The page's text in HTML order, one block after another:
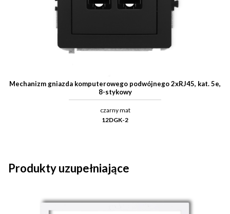
Mechanizm gniazda komputerowego podwójnego 2xRJ45, kat. 5e,
8-stykowy
czarny mat
12DGK-2
Produkty uzupełniające